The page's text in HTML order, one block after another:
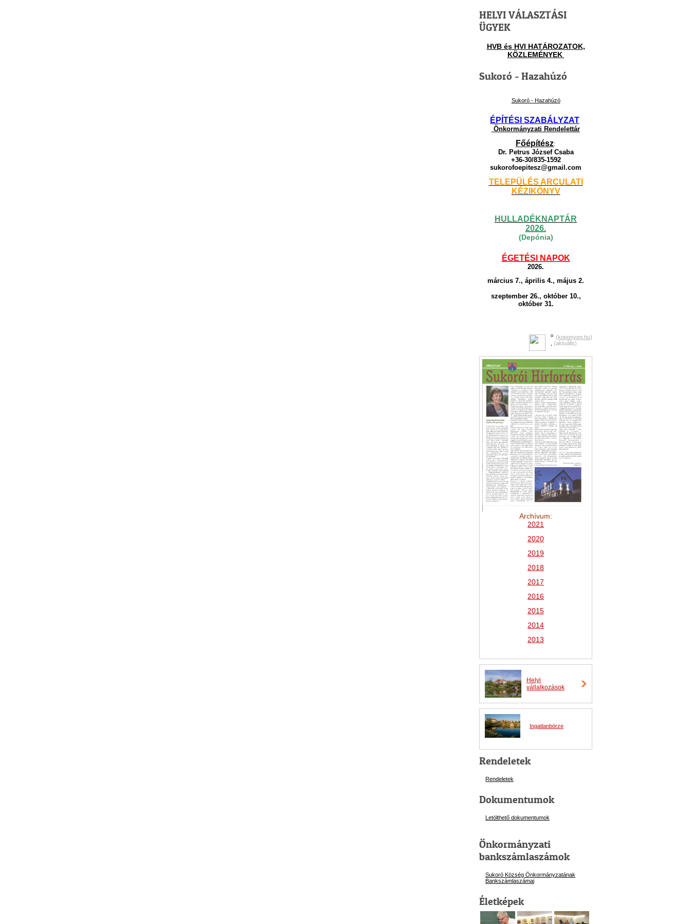
HELYI VÁLASZTÁSI
ÜGYEK
HVB és HVI HATÁROZATOK,
KÖZLEMÉNYEK
Sukoró - Hazahúzó
Sukoró - Hazahúzó
ÉPÍTÉSI SZABÁLYZAT
Önkormányzati Rendelettár
Főépítész:
Dr. Petrus József Csaba
+36-30/835-1592
sukorofoepitesz@gmail.com
TELEPÜLÉS ARCULATI
KÉZIKÖNYV
HULLADÉKNAPTÁR
2026.
(Depónia)
ÉGETÉSI NAPOK
2026.
március 7., április 4., május 2.
szeptember 26., október 10.,
október 31.
o (koponyeg.hu)
(aktuális)
Archívum:
2021
2020
2019
2018
2017
2016
2015
2014
2013
Helyi
vállalkozások
Ingatlanbörze
Rendeletek
Rendeletek
Dokumentumok
Letölthető dokumentumok
Önkormányzati
bankszámlaszámok
Sukoró Község Önkormányzatának
Bankszámlaszámai
Életképek